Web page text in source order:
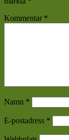
Kommentar *
Namn *
E-postadress *